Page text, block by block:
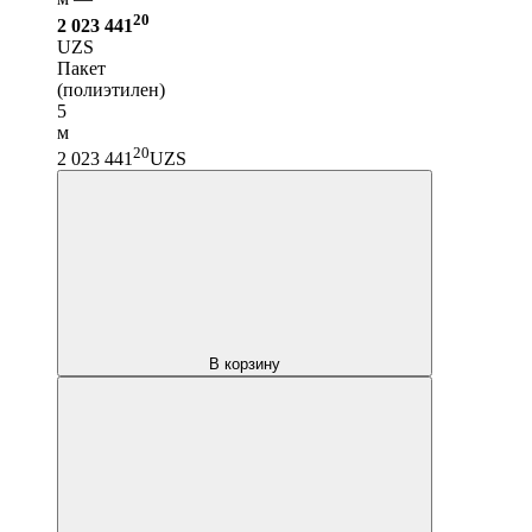
2 023 44120
UZS
Пакет
(полиэтилен)
5
м
2 023 441 20UZS
В корзину